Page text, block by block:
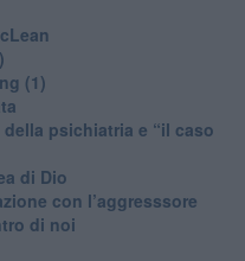
(1)
psichiatria e “il caso
di Dio
con l’aggresssore
di noi